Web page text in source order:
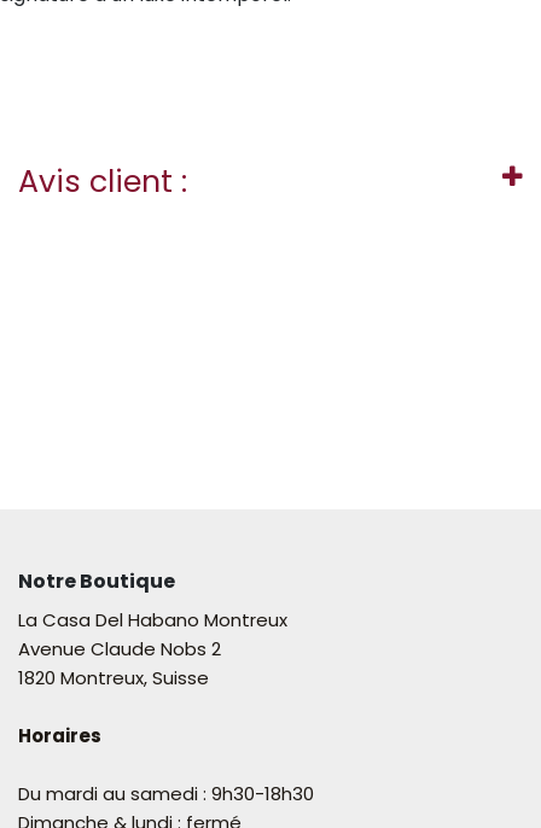
Avis client :
Notre Boutique
La Casa Del Habano Montreux
Avenue Claude Nobs 2
1820 Montreux, Suisse
Horaires
Du mardi au samedi : 9h30-18h30
Dimanche & lundi : fermé